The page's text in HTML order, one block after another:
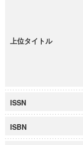
上位タイトル
ISSN
ISBN